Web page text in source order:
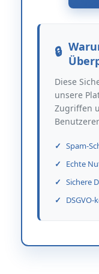
Diese
unsere
Zugriffen
Spam-
Echte
Sichere